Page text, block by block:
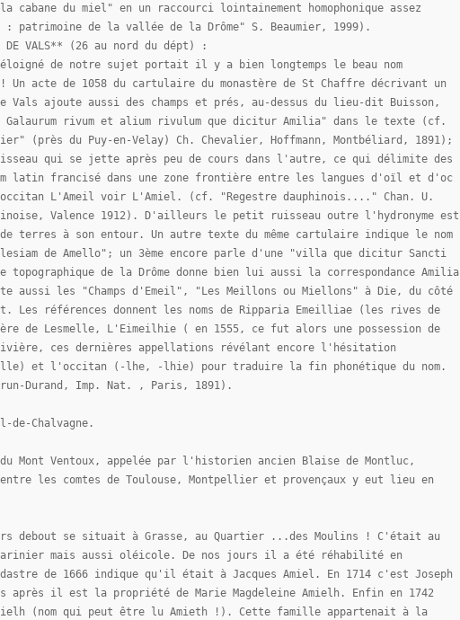
cabane du miel" en un raccourci lointainement homophonique assez
de la vallée de la Drôme" S. Beaumier, 1999).
DE VALS** (26 au nord du dépt) :
éloigné de notre sujet portait il y a bien longtemps le beau nom
acte de 1058 du cartulaire du monastère de St Chaffre décrivant un
Vals ajoute aussi des champs et prés, au-dessus du lieu-dit Buisson,
rivum et alium rivulum que dicitur Amilia" dans le texte (cf.
(près du Puy-en-Velay) Ch. Chevalier, Hoffmann, Montbéliard, 1891);
qui se jette après peu de cours dans l'autre, ce qui délimite des
latin francisé dans une zone frontière entre les langues d'oïl et d'oc
L'Ameil voir L'Amiel. (cf. "Regestre dauphinois...." Chan. U.
Valence 1912). D'ailleurs le petit ruisseau outre l'hydronyme est
terres à son entour. Un autre texte du même cartulaire indique le nom
de Amello"; un 3ème encore parle d'une "villa que dicitur Sancti
de la Drôme donne bien lui aussi la correspondance Amilia
aussi les "Champs d'Emeil", "Les Meillons ou Miellons" à Die, du côté
Les références donnent les noms de Ripparia Emeilliae (les rives de
de Lesmelle, L'Eimeilhie ( en 1555, ce fut alors une possession de
ces dernières appellations révélant encore l'hésitation
lle) et l'occitan (-lhe, -lhie) pour traduire la fin phonétique du nom.
Durand, Imp. Nat. , Paris, 1891).
de-Chalvagne.
du Mont Ventoux, appelée par l'historien ancien Blaise de Montluc,
entre les comtes de Toulouse, Montpellier et provençaux y eut lieu en
debout se situait à Grasse, au Quartier ...des Moulins ! C'était au
farinier mais aussi oléicole. De nos jours il a été réhabilité en
de 1666 indique qu'il était à Jacques Amiel. En 1714 c'est Joseph
après il est la propriété de Marie Magdeleine Amielh. Enfin en 1742
(nom qui peut être lu Amieth !). Cette famille appartenait à la